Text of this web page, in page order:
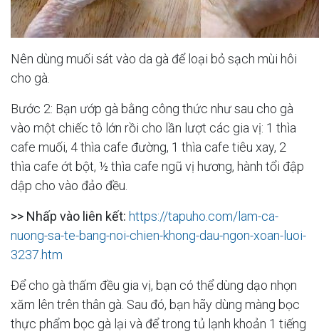
Nên dùng muối sát vào da gà để loại bỏ sạch mùi hôi
cho gà.
Bước 2: Bạn ướp gà bằng công thức như sau cho gà
vào một chiếc tô lớn rồi cho lần lượt các gia vị: 1 thìa
cafe muối, 4 thìa cafe đường, 1 thìa cafe tiêu xay, 2
thìa cafe ớt bột, ½ thìa cafe ngũ vị hương, hành tổi đập
dập cho vào đảo đều.
>> Nhấp vào liên kết: https://tapuho.com/lam-ca-
nuong-sa-te-bang-noi-chien-khong-dau-ngon-xoan-luoi-
3237.htm
Để cho gà thấm đều gia vị, bạn có thể dùng dạo nhọn
xăm lên trên thân gà. Sau đó, bạn hãy dùng màng bọc
thực phẩm bọc gà lại và để trong tủ lạnh khoản 1 tiếng